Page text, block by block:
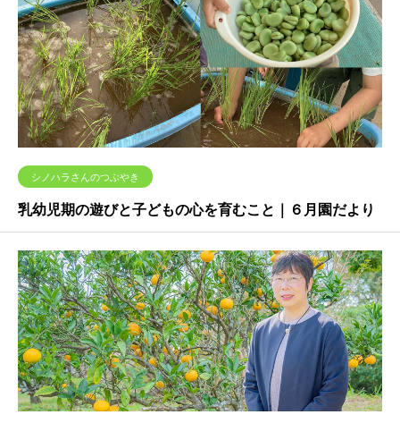
シノハラさんのつぶやき
乳幼児期の遊びと子どもの心を育むこと｜６月園だより